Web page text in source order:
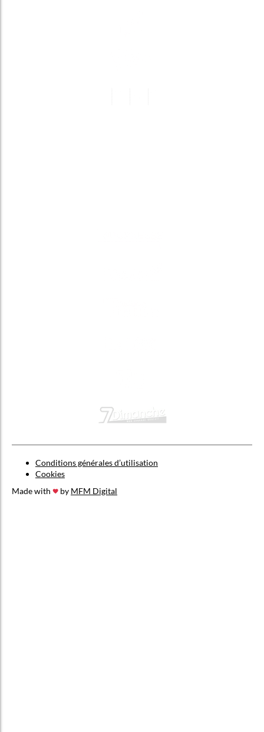
Conditions générales d’utilisation
Cookies
Made with
by MFM Digital